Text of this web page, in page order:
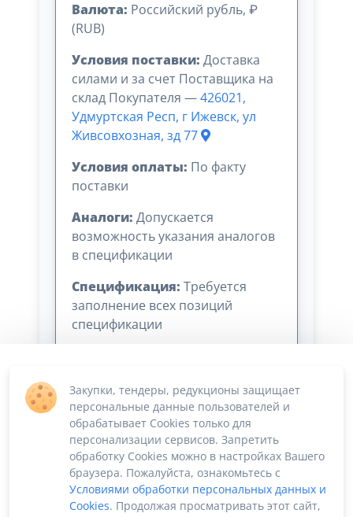
Валюта: Российский рубль, ₽
(RUB)
Условия поставки: Доставка
силами и за счет Поставщика на
склад Покупателя —426021,
Удмуртская Респ, г Ижевск, ул
Живсовхозная, зд 77
Условия оплаты: По факту
поставки
Аналоги: Допускается
возможность указания аналогов
в спецификации
Спецификация: Требуется
заполнение всех позиций
спецификации
Сумма лота: 28 000,00 ₽
Закупки, тендеры, редукционы защищает
персональные данные пользователей и
обрабатывает Cookies только для
персонализации сервисов. Запретить
обработку Cookies можно в настройках Вашего
браузера. Пожалуйста, ознакомьтесь с
Условиями обработки персональных данных и
Cookies. Продолжая просматривать этот сайт,